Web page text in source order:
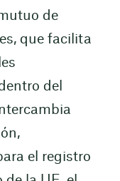
de
que facilita
del
el registro